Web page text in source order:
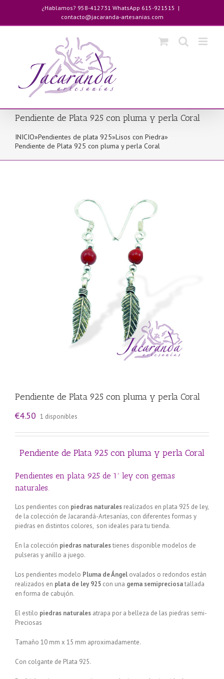
contenido
¿Hablamos? 958-412731 WhatsApp 615-921515 |
contacto@jacaranda-artesanias.com
Pendiente de Plata 925 con pluma y perla Coral
INICIO»Pendientes de plata 925»Lisos con Piedra»
Pendiente de Plata 925 con pluma y perla Coral
Pendiente de Plata 925 con pluma y perla Coral
€4.50 1 disponibles
Pendiente de Plata 925 con pluma y perla Coral
Pendientes en plata 925 de 1ª ley con gemas
naturales.
Los pendientes con piedras naturales realizados en plata 925 de ley,
de la colección de Jacarandá-Artesanías, con diferentes formas y
piedras en distintos colores, son ideales para tu tienda.
En la colección piedras naturalestienes disponible modelos de
pulseras y anillo a juego.
Los pendientes modelo Pluma deÁngel ovalados o redondos están
realizados en plata de ley 925 con una gema semipreciosatallada
en forma de cabujón.
El estilo piedras naturales atrapa por a belleza de las piedras semi-
Preciosas
Tamaño 10 mm x 15 mm aproximadamente.
Con colgante de Plata 925.